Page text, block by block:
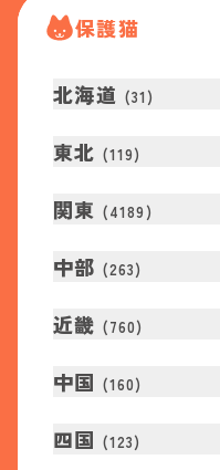
保護猫
北海道 (31 )
東北 (119)
関東 (4189 )
中部 (263)
近畿 (760)
中国 (160)
四国 (123)